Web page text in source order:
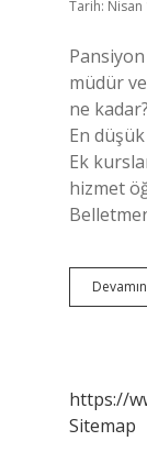
Tarih: Nisan
müdür
ne
En
Ek
hizmet
https://
Sitemap